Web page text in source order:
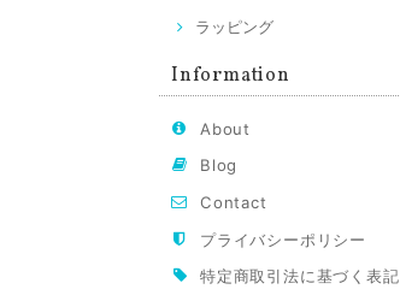
ラッピング
Information
About
Blog
Contact
プライバシーポリシー
特定商取引法に基づく表記